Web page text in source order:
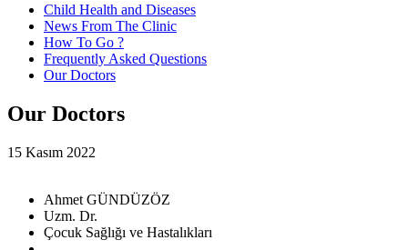
Child Health and Diseases
News From The Clinic
How To Go ?
Frequently Asked Questions
Our Doctors
Our Doctors
15 Kasım 2022
Ahmet GÜNDÜZÖZ
Uzm. Dr.
Çocuk Sağlığı ve Hastalıkları